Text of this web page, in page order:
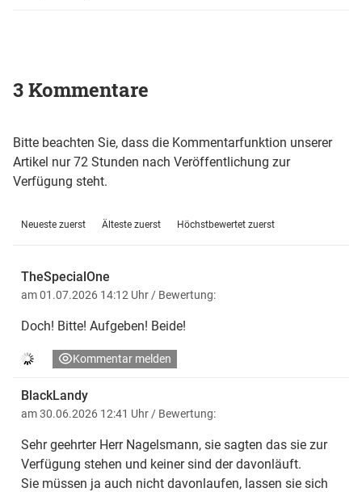
3 Kommentare
Bitte beachten Sie, dass die Kommentarfunktion unserer
Artikel nur 72 Stunden nach Veröffentlichung zur
Verfügung steht.
Neueste zuerst Älteste zuerst Höchstbewertet zuerst
TheSpecialOne
am 01.07.2026 14:12 Uhr / Bewertung:
Doch! Bitte! Aufgeben! Beide!
Kommentar melden
BlackLandy
am 30.06.2026 12:41 Uhr / Bewertung:
Sehr geehrter Herr Nagelsmann, sie sagten das sie zur
Verfügung stehen und keiner sind der davonläuft.
Sie müssen ja auch nicht davonlaufen, lassen sie sich